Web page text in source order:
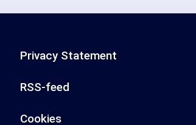
Privacy Statement
RSS-feed
Cookies